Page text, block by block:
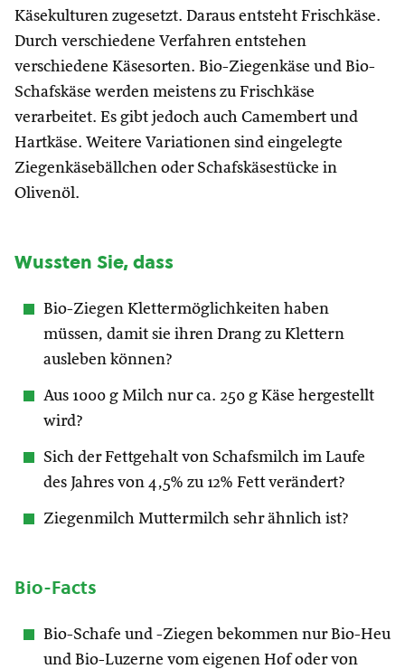
Käsekulturen zugesetzt. Daraus entsteht Frischkäse.
Durch verschiedene Verfahren entstehen
verschiedene Käsesorten. Bio-Ziegenkäse und Bio-
Schafskäse werden meistens zu Frischkäse
verarbeitet. Es gibt jedoch auch Camembert und
Hartkäse. Weitere Variationen sind eingelegte
Ziegenkäsebällchen oder Schafskäsestücke in
Olivenöl.
Wussten Sie, dass
Bio-Ziegen Klettermöglichkeiten haben
müssen, damit sie ihren Drang zu Klettern
ausleben können?
Aus 1000 g Milch nur ca. 250 g Käse hergestellt
wird?
Sich der Fettgehalt von Schafsmilch im Laufe
des Jahres von 4,5% zu 12% Fett verändert?
Ziegenmilch Muttermilch sehr ähnlich ist?
Bio-Facts
Bio-Schafe und -Ziegen bekommen nur Bio-Heu
und Bio-Luzerne vom eigenen Hof oder von